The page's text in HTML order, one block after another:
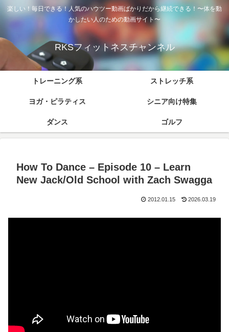
楽しい！毎日できる！人気のハウツー動画ばかりだから継続できる！〜体を動
かしたい人のための動画サイト〜
RKSフィットネスチャンネル
トレーニング系 ストレッチ系
ヨガ・ピラティス シニア向け特集
ダンス ゴルフ
How To Dance – Episode 10 – Learn
New Jack/Old School with Zach Swagga
2012.01.15 2026.03.19